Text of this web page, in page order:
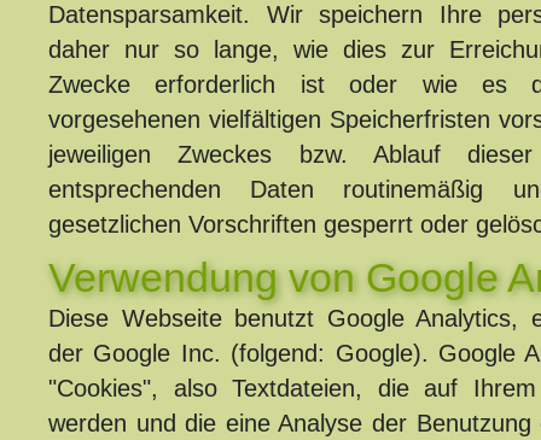
Datensparsamkeit. Wir speichern Ihre
daher nur so lange, wie dies zur
Zwecke erforderlich ist oder wie es
vorgesehenen vielfältigen Speicherfristen
jeweiligen Zweckes bzw. Ablauf
entsprechenden Daten routinemäßig
gesetzlichen Vorschriften gesperrt oder
Verwendung von Google
Diese Webseite benutzt Google Analytics,
der Google Inc. (folgend: Google). Google
"Cookies", also Textdateien, die auf
werden und die eine Analyse der